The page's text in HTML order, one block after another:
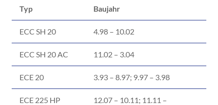
Typ Baujahr
ECC SH 20 4.98 – 10.02
ECC SH 20 AC 11.02 – 3.04
ECE 20 3.93 – 8.97; 9.97 – 3.98
ECE 225 HP 12.07 – 10.11; 11.11 –